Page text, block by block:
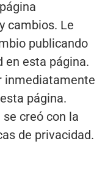
cambios. Le
publicando
en esta página.
inmediatamente
página.
creó con la
de privacidad.